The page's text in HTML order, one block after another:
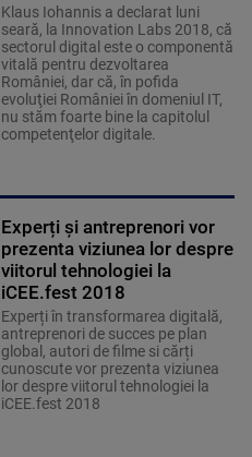
Klaus Iohannis a declarat luni
seară, la Innovation Labs 2018, că
sectorul digital este o componentă
vitală pentru dezvoltarea
României, dar că, în pofida
evoluţiei României în domeniul IT,
nu stăm foarte bine la capitolul
competenţelor digitale.
Experți și antreprenori vor
prezenta viziunea lor despre
viitorul tehnologiei la
iCEE.fest 2018
Experți în transformarea digitală,
antreprenori de succes pe plan
global, autori de filme si cărți
cunoscute vor prezenta viziunea
lor despre viitorul tehnologiei la
iCEE.fest 2018